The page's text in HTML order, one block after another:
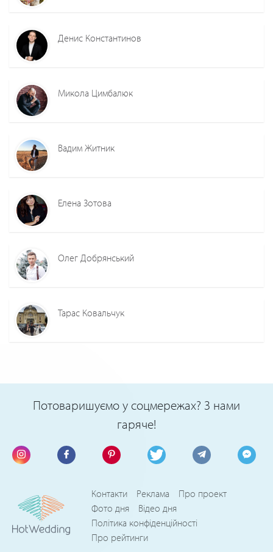
Денис Константинов
Микола Цимбалюк
Вадим Житник
Елена Зотова
Олег Добрянський
Тарас Ковальчук
Потоваришуємо у соцмережах? З нами
гаряче!
Контакти Реклама
Про проект
Фото дня
Відео дня
Політика конфіденційності
Про рейтинги